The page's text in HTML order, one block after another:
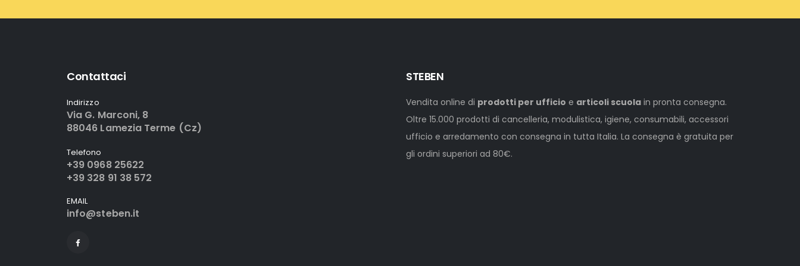
Contattaci
Indirizzo
Via G. Marconi, 8
88046 Lamezia Terme (Cz)
Telefono
+39 0968 25622
+39 328 91 38 572
EMAIL
info@steben.it
STEBEN
Vendita online di prodotti per ufficio e articoli scuola in pronta consegna.
Oltre 15.000 prodotti di cancelleria, modulistica, igiene, consumabili, accessori
ufficio e arredamento con consegna in tutta Italia. La consegna è gratuita per
gli ordini superiori ad 80€.